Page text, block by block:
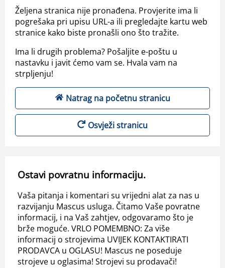
Željena stranica nije pronađena. Provjerite ima li
pogrešaka pri upisu URL-a ili pregledajte kartu web
stranice kako biste pronašli ono što tražite.
Ima li drugih problema? Pošaljite e-poštu u
nastavku i javit ćemo vam se. Hvala vam na
strpljenju!
Natrag na početnu stranicu
Osvježi stranicu
Ostavi povratnu informaciju.
Vaša pitanja i komentari su vrijedni alat za nas u
razvijanju Mascus usluga. Čitamo Vaše povratne
informacij, i na Vaš zahtjev, odgovaramo što je
brže moguće. VRLO POMEMBNO: Za više
informacij o strojevima UVIJEK KONTAKTIRATI
PRODAVCA u OGLASU! Mascus ne poseduje
strojeve u oglasima! Strojevi su prodavači!